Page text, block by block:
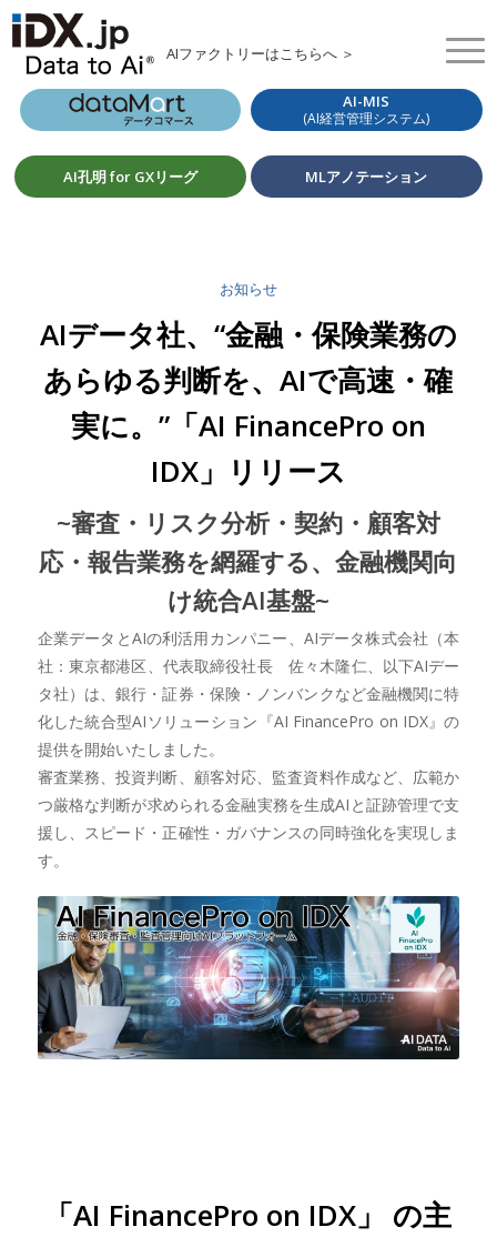
AIファクトリーはこちらへ ＞
AI-MIS
(AI経営管理システム)
AI孔明 for GXリーグ MLアノテーション
お知らせ
AIデータ社、“金融・保険業務の
あらゆる判断を、AIで高速・確
実に。”「AI FinancePro on
IDX」リリース
~審査・リスク分析・契約・顧客対
応・報告業務を網羅する、金融機関向
け統合AI基盤~
企業データとAIの利活用カンパニー、AIデータ株式会社（本
社：東京都港区、代表取締役社長 佐々木隆仁、以下AIデー
タ社）は、銀行・証券・保険・ノンバンクなど金融機関に特
化した統合型AIソリューション『AI FinancePro on IDX』の
提供を開始いたしました。
審査業務、投資判断、顧客対応、監査資料作成など、広範か
つ厳格な判断が求められる金融実務を生成AIと証跡管理で支
援し、スピード・正確性・ガバナンスの同時強化を実現しま
す。
「AI FinancePro on IDX」 の主